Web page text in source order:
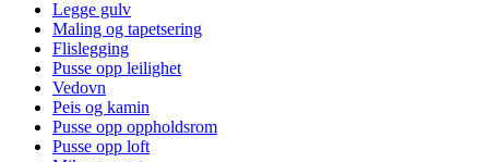
Legge gulv
Maling og tapetsering
Flislegging
Pusse opp leilighet
Vedovn
Peis og kamin
Pusse opp oppholdsrom
Pusse opp loft